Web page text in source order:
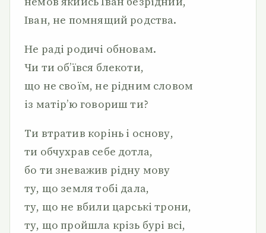
Іван, не помнящий родства.
Не раді родичі обновам.
Чи ти об’ївся блекоти,
що не своїм, не рідним словом
із матір’ю говориш ти?
Ти втратив корінь і основу,
ти обчухрав себе дотла,
бо ти зневажив рідну мову
ту, що земля тобі дала,
ту, що не вбили царські трони,
ту, що пройшла крізь бурі всі,